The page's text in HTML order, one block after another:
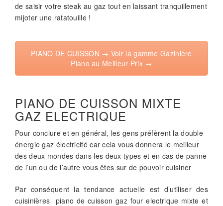
de saisir votre steak au gaz tout en laissant tranquillement
mijoter une ratatouille !
PIANO DE CUISSON → Voir la gamme Gazinière
Piano au Meilleur Prix →
PIANO DE CUISSON MIXTE
GAZ ELECTRIQUE
Pour conclure et en général, les gens préfèrent la double
énergie gaz électricité car cela vous donnera le meilleur
des deux mondes dans les deux types et en cas de panne
de l’un ou de l’autre vous êtes sur de pouvoir cuisiner
Par conséquent la tendance actuelle est d’utiliser des
cuisinières piano de cuisson gaz four electrique mixte et